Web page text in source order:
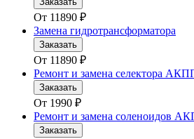
От 11890 ₽
Замена гидротрансформатора
Заказать
От 11890 ₽
Ремонт и замена селектора
Заказать
От 1990 ₽
Ремонт и замена соленоидов
Заказать